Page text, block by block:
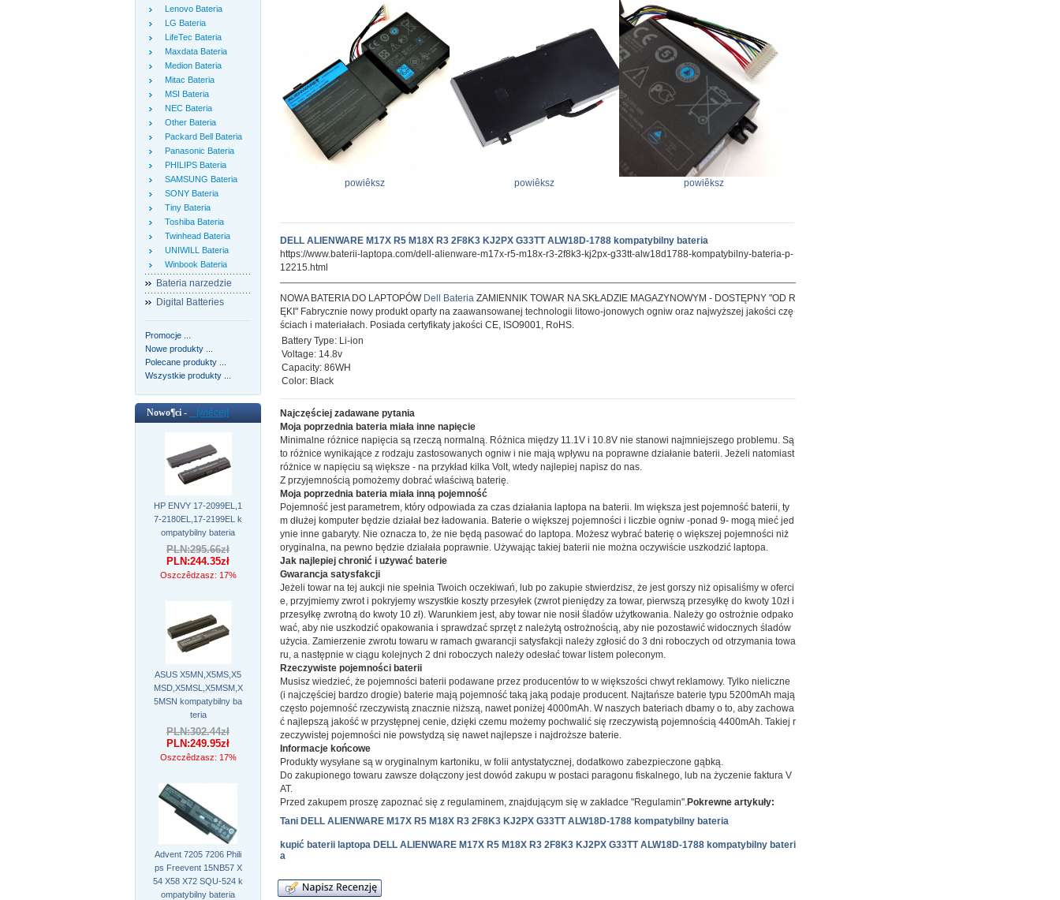
Lenovo Bateria
LG Bateria
LifeTec Bateria
Maxdata Bateria
Medion Bateria
Mitac Bateria
MSI Bateria
NEC Bateria
Other Bateria
Packard Bell Bateria
Panasonic Bateria
PHILIPS Bateria
SAMSUNG Bateria
SONY Bateria
Tiny Bateria
Toshiba Bateria
Twinhead Bateria
UNIWILL Bateria
Winbook Bateria
Bateria narzedzie
Digital Batteries
Promocje ...
Nowe produkty ...
Polecane produkty ...
Wszystkie produkty ...
Nowo¶ci - [wiêcej]
HP ENVY 17-2099EL,1
7-2180EL,17-2199EL k
ompatybilny bateria
PLN:295.66zł
PLN:244.35zł
Oszczêdzasz: 17%
ASUS X5MN,X5MS,X5
MSD,X5MSL,X5MSM,X
5MSN kompatybilny ba
teria
PLN:302.44zł
PLN:249.95zł
Oszczêdzasz: 17%
Advent 7205 7206 Phili
ps Freevent 15NB57 X
54 X58 X72 SQU-524 k
ompatybilny bateria
powiêksz powiêksz powiêksz
DELL ALIENWARE M17X R5 M18X R3 2F8K3 KJ2PX G33TT ALW18D-1788 kompatybilny bateria
https://www.baterii-laptopa.com/dell-alienware-m17x-r5-m18x-r3-2f8k3-kj2px-g33tt-alw18d1788-kompatybilny-bateria-p-
12215.html
NOWA BATERIA DO LAPTOPÓW Dell Bateria ZAMIENNIK TOWAR NA SKŁADZIE MAGAZYNOWYM - DOSTĘPNY "OD R
ĘKI" Fabrycznie nowy produkt oparty na zaawansowanej technologii litowo-jonowych ogniw oraz najwyższej jakości czę
ściach i materiałach. Posiada certyfikaty jakości CE, ISO9001, RoHS.
Battery Type: Li-ion
Voltage: 14.8v
Capacity: 86WH
Color: Black
Najczęściej zadawane pytania
Moja poprzednia bateria miała inne napięcie
Minimalne różnice napięcia są rzeczą normalną. Różnica między 11.1V i 10.8V nie stanowi najmniejszego problemu. Są
to różnice wynikające z rodzaju zastosowanych ogniw i nie mają wpływu na poprawne działanie baterii. Jeżeli natomiast
różnice w napięciu są większe - na przykład kilka Volt, wtedy najlepiej napisz do nas.
Z przyjemnością pomożemy dobrać właściwą baterię.
Moja poprzednia bateria miała inną pojemność
Pojemność jest parametrem, który odpowiada za czas działania laptopa na baterii. Im większa jest pojemność baterii, ty
m dłużej komputer będzie działał bez ładowania. Baterie o większej pojemności i liczbie ogniw -ponad 9- mogą mieć jed
ynie inne gabaryty. Nie oznacza to, że nie będą pasować do laptopa. Możesz wybrać baterię o większej pojemności niż
oryginalna, na pewno będzie działała poprawnie. Używając takiej baterii nie można oczywiście uszkodzić laptopa.
Jak najlepiej chronić i używać baterie
Gwarancja satysfakcji
Jeżeli towar na tej aukcji nie spełnia Twoich oczekiwań, lub po zakupie stwierdzisz, że jest gorszy niż opisaliśmy w oferci
e, przyjmiemy zwrot i pokryjemy wszystkie koszty przesyłek (zwrot pieniędzy za towar, pierwszą przesyłkę do kwoty 10zł i
przesyłkę zwrotną do kwoty 10 zł). Warunkiem jest, aby towar nie nosił śladów użytkowania. Należy go ostrożnie odpako
wać, aby nie uszkodzić opakowania i sprawdzać sprzęt z należytą ostrożnością, aby nie pozostawić widocznych śladów
użycia. Zamierzenie zwrotu towaru w ramach gwarancji satysfakcji należy zgłosić do 3 dni roboczych od otrzymania towa
ru, a następnie w ciągu kolejnych 2 dni roboczych należy odesłać towar listem poleconym.
Rzeczywiste pojemności baterii
Musisz wiedzieć, że pojemności baterii podawane przez producentów to w większości chwyt reklamowy. Tylko nieliczne
(i najczęściej bardzo drogie) baterie mają pojemność taką jaką podaje producent. Najtańsze baterie typu 5200mAh mają
często pojemność rzeczywistą znacznie niższą, nawet poniżej 4000mAh. W naszych bateriach dbamy o to, aby zachowa
ć najlepszą jakość w przystępnej cenie, dzięki czemu możemy pochwalić się rzeczywistą pojemnością 4400mAh. Takiej r
zeczywistej pojemności nie powstydzą się nawet najlepsze i najdroższe baterie.
Informacje końcowe
Produkty wysyłane są w oryginalnym kartoniku, w folii antystatycznej, dodatkowo zabezpieczone gąbką.
Do zakupionego towaru zawsze dołączony jest dowód zakupu w postaci paragonu fiskalnego, lub na życzenie faktura V
AT.
Przed zakupem proszę zapoznać się z regulaminem, znajdującym się w zakładce "Regulamin".Pokrewne artykuły:
Tani DELL ALIENWARE M17X R5 M18X R3 2F8K3 KJ2PX G33TT ALW18D-1788 kompatybilny bateria
kupić baterii laptopa DELL ALIENWARE M17X R5 M18X R3 2F8K3 KJ2PX G33TT ALW18D-1788 kompatybilny bateri
a